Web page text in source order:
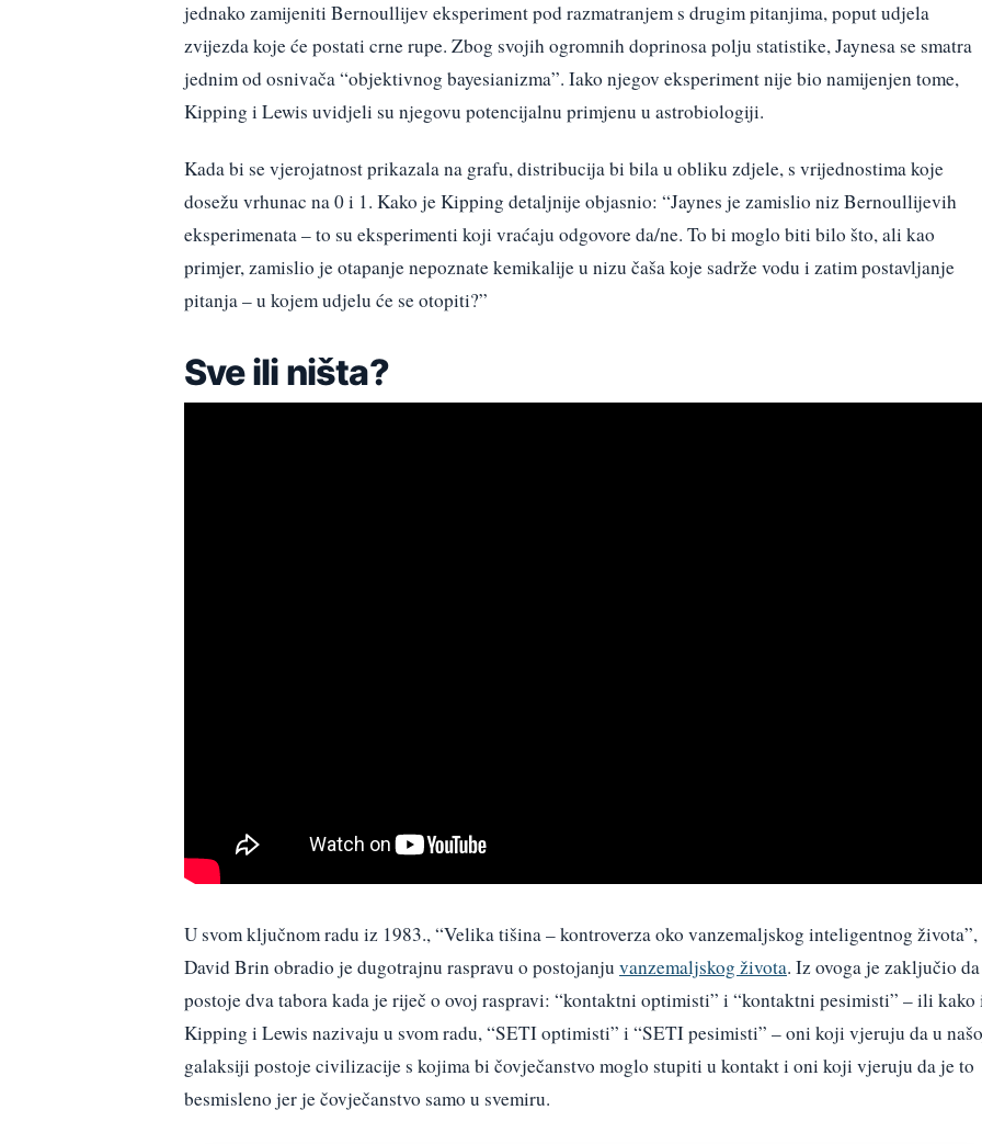
jednako zamijeniti Bernoullijev eksperiment pod razmatranjem s drugim pitanjima, poput udjela
zvijezda koje će postati crne rupe. Zbog svojih ogromnih doprinosa polju statistike, Jaynesa se smatra
jednim od osnivača “objektivnog bayesianizma”. Iako njegov eksperiment nije bio namijenjen tome,
Kipping i Lewis uvidjeli su njegovu potencijalnu primjenu u astrobiologiji.
Kada bi se vjerojatnost prikazala na grafu, distribucija bi bila u obliku zdjele, s vrijednostima koje
dosežu vrhunac na 0 i 1. Kako je Kipping detaljnije objasnio: “Jaynes je zamislio niz Bernoullijevih
eksperimenata – to su eksperimenti koji vraćaju odgovore da/ne. To bi moglo biti bilo što, ali kao
primjer, zamislio je otapanje nepoznate kemikalije u nizu čaša koje sadrže vodu i zatim postavljanje
pitanja – u kojem udjelu će se otopiti?”
Sve ili ništa?
U svom ključnom radu iz 1983., “Velika tišina – kontroverza oko vanzemaljskog inteligentnog života”,
David Brin obradio je dugotrajnu raspravu o postojanju vanzemaljskog života. Iz ovoga je zaključio da
postoje dva tabora kada je riječ o ovoj raspravi: “kontaktni optimisti” i “kontaktni pesimisti” – ili kako
Kipping i Lewis nazivaju u svom radu, “SETI optimisti” i “SETI pesimisti” – oni koji vjeruju da u
galaksiji postoje civilizacije s kojima bi čovječanstvo moglo stupiti u kontakt i oni koji vjeruju da je to
besmisleno jer je čovječanstvo samo u svemiru.